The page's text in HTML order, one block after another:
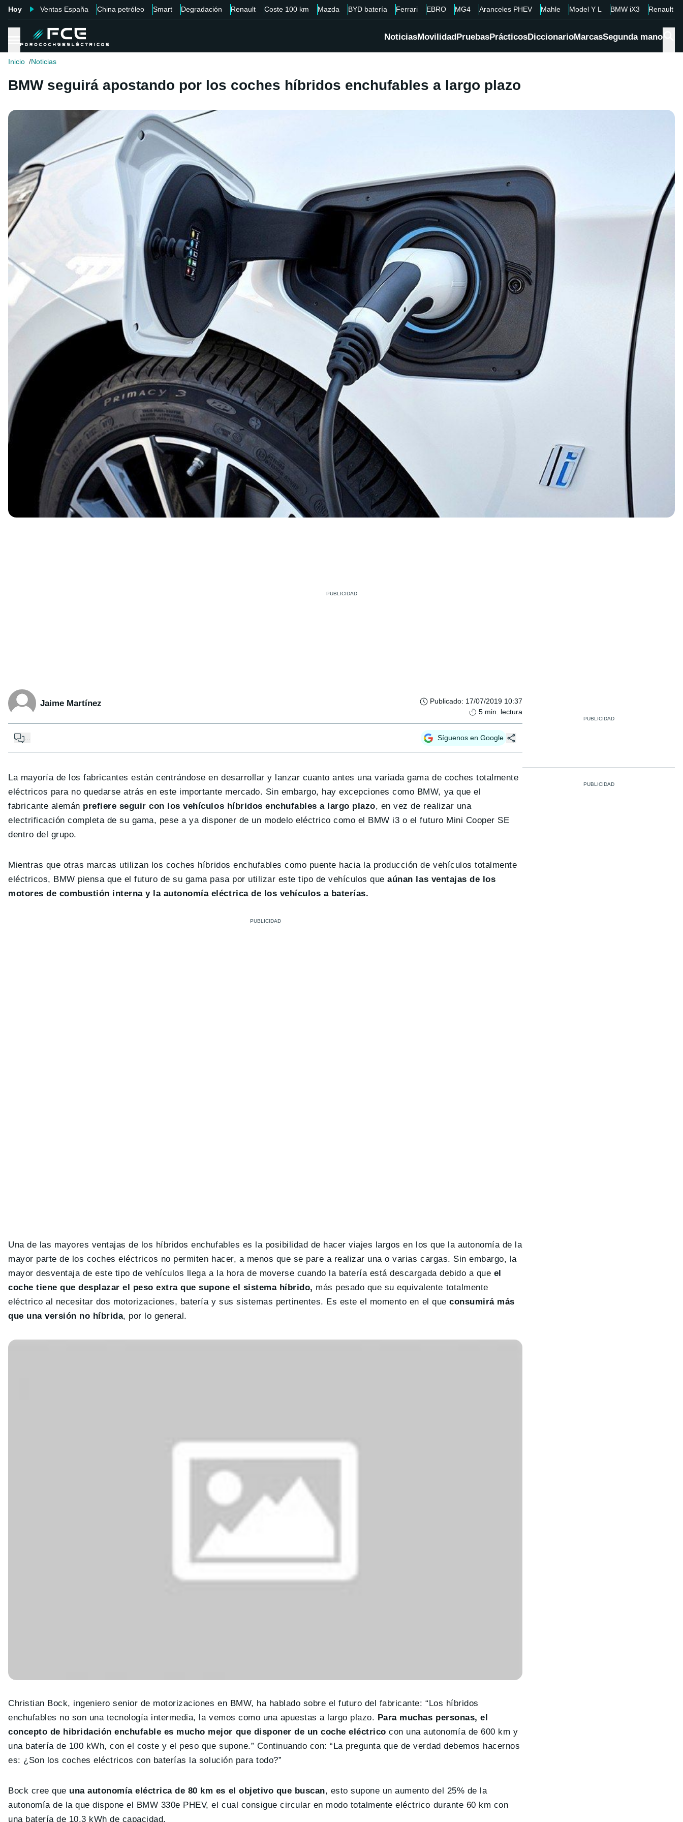
Hoy Ventas España China petróleo Smart Degradación Renault Coste 100 km Mazda BYD batería Ferrari EBRO MG4 Aranceles PHEV Mahle Model Y L BMW iX3 Renault
NoticiasMovilidadPruebasPrácticosDiccionarioMarcasSegunda mano
Inicio Noticias
BMW seguirá apostando por los coches híbridos enchufables a largo plazo
Jaime Martínez Publicado: 17/07/2019 10:37
5 min. lectura
... Síguenos en Google
La mayoría de los fabricantes están centrándose en desarrollar y lanzar cuanto antes una variada gama de coches totalmente
eléctricos para no quedarse atrás en este importante mercado. Sin embargo, hay excepciones como BMW, ya que el
fabricante alemán prefiere seguir con los vehículos híbridos enchufables a largo plazo, en vez de realizar una
electrificación completa de su gama, pese a ya disponer de un modelo eléctrico como el BMW i3 o el futuro Mini Cooper SE
dentro del grupo.
Mientras que otras marcas utilizan los coches híbridos enchufables como puente hacia la producción de vehículos totalmente
eléctricos, BMW piensa que el futuro de su gama pasa por utilizar este tipo de vehículos queaúnan las ventajas de los
motores de combustión interna y la autonomía eléctrica de los vehículos a baterías.
Una de las mayores ventajas de los híbridos enchufables es la posibilidad de hacer viajes largos en los que la autonomía de la
mayor parte de los coches eléctricos no permiten hacer, a menos que se pare a realizar una o varias cargas. Sin embargo, la
mayor desventaja de este tipo de vehículos llega a la hora de moverse cuando la batería está descargada debido a que el
coche tiene que desplazar el peso extra que supone el sistema híbrido, más pesado que su equivalente totalmente
eléctrico al necesitar dos motorizaciones, batería y sus sistemas pertinentes. Es este el momento en el que consumirá más
que una versión no híbrida, por lo general.
Christian Bock, ingeniero senior de motorizaciones en BMW, ha hablado sobre el futuro del fabricante: “Los híbridos
enchufables no son una tecnología intermedia, la vemos como una apuestas a largo plazo. Para muchas personas, el
concepto de hibridación enchufable es mucho mejor que disponer de un coche eléctrico con una autonomía de 600 km y
una batería de 100 kWh, con el coste y el peso que supone.” Continuando con: “La pregunta que de verdad debemos hacernos
es: ¿Son los coches eléctricos con baterías la solución para todo?”
Bock cree que una autonomía eléctrica de 80 km es el objetivo que buscan, esto supone un aumento del 25% de la
autonomía de la que dispone el BMW 330e PHEV, el cual consigue circular en modo totalmente eléctrico durante 60 km con
una batería de 10,3 kWh de capacidad.